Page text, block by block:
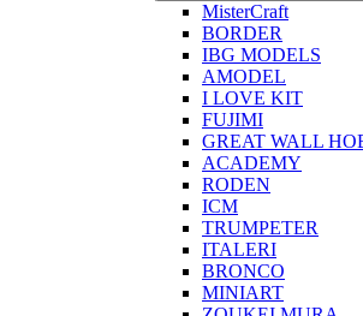
MisterCraft
BORDER
IBG MODELS
AMODEL
I LOVE KIT
FUJIMI
GREAT WALL
ACADEMY
RODEN
ICM
TRUMPETER
ITALERI
BRONCO
MINIART